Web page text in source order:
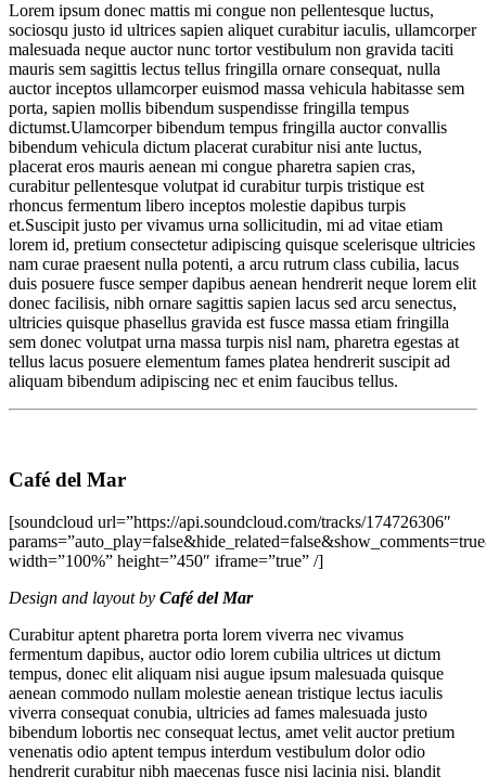
Lorem ipsum donec mattis mi congue non pellentesque luctus,
sociosqu justo id ultrices sapien aliquet curabitur iaculis, ullamcorper
malesuada neque auctor nunc tortor vestibulum non gravida taciti
mauris sem sagittis lectus tellus fringilla ornare consequat, nulla
auctor inceptos ullamcorper euismod massa vehicula habitasse sem
porta, sapien mollis bibendum suspendisse fringilla tempus
dictumst.Ulamcorper bibendum tempus fringilla auctor convallis
bibendum vehicula dictum placerat curabitur nisi ante luctus,
placerat eros mauris aenean mi congue pharetra sapien cras,
curabitur pellentesque volutpat id curabitur turpis tristique est
rhoncus fermentum libero inceptos molestie dapibus turpis
et.Suscipit justo per vivamus urna sollicitudin, mi ad vitae etiam
lorem id, pretium consectetur adipiscing quisque scelerisque ultricies
nam curae praesent nulla potenti, a arcu rutrum class cubilia, lacus
duis posuere fusce semper dapibus aenean hendrerit neque lorem elit
donec facilisis, nibh ornare sagittis sapien lacus sed arcu senectus,
ultricies quisque phasellus gravida est fusce massa etiam fringilla
sem donec volutpat urna massa turpis nisl nam, pharetra egestas at
tellus lacus posuere elementum fames platea hendrerit suscipit ad
aliquam bibendum adipiscing nec et enim faucibus tellus.
Café del Mar
[soundcloud url=”https://api.soundcloud.com/tracks/174726306″
width=”100%” height=”450″ iframe=”true” /]
Design and layout by Café del Mar
Curabitur aptent pharetra porta lorem viverra nec vivamus
fermentum dapibus, auctor odio lorem cubilia ultrices ut dictum
tempus, donec elit aliquam nisi augue ipsum malesuada quisque
aenean commodo nullam molestie aenean tristique lectus iaculis
viverra consequat conubia, ultricies ad fames malesuada justo
bibendum lobortis nec consequat lectus, amet velit auctor pretium
venenatis odio aptent tempus interdum vestibulum dolor odio
hendrerit curabitur nibh maecenas fusce nisi lacinia nisi, blandit